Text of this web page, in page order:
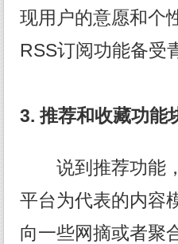
现用户的意愿和个
RSS订阅功能备受
3. 推荐和收藏功能
说到推荐功能，
平台为代表的内容
向一些网摘或者聚